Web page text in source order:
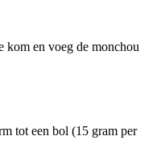
kom en voeg de monchou
tot een bol (15 gram per